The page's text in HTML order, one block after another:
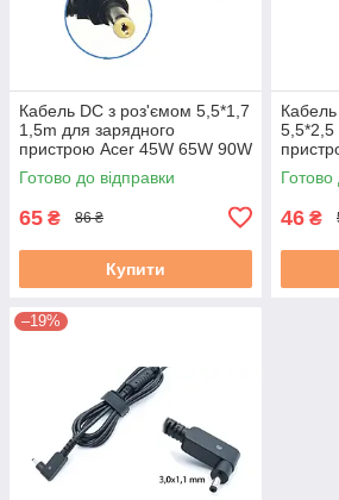
Кабель DC з роз'ємом 5,5*1,7
1,5m для зарядного
пристрою Acer 45W 65W 90W
Готово до відправки
65 ₴ 86 ₴
Купити
5,5*2,5
LG,
Готово
46 ₴
–19%